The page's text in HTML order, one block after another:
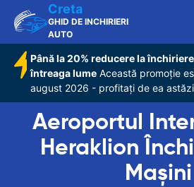
Creta
GHID DE INCHIRIERI
AUTO
Până la 20% reducere la
întreaga lume Această promoție
august 2026 - profitați de ea
Aeroportul
Heraklion
Maşini